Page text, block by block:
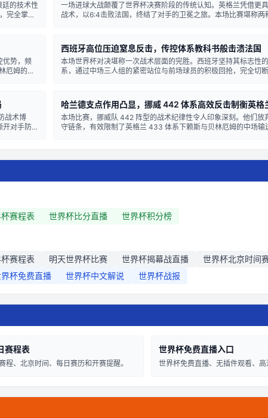
的技术性
完全掌控
一场进球大战颠覆了世界杯决赛阶段的传统认知。英格兰凭借更
战术，以6:4击败法国，终结了对手的卫冕之旅。本场比赛堪称两
优势，频
厄姆的双
西班牙高位压迫窒息反击，传控体系教科书般击溃法国
本场世界杯对决堪称一次战术层面的完胜。西班牙坚持其标志性
系，通过中场三人组的紧密站位与前场球员的积极回抢，完全切
战术博
开对手防
哈兰德支点作用凸显，挪威 442 体系高效反击制衡英格
本场比赛，挪威队 442 阵型的战术纪律性令人印象深刻。他们放
守链条，有效限制了英格兰 433 体系下赖斯与贝林厄姆的中场输
赛程表 世界杯比分直播 世界杯积分榜
赛程表 明天世界杯比赛 世界杯揭幕战直播
世界杯北京时间
杯免费直播 世界杯中文解说 世界杯战报
赛程表
程、北京时间、每日赛历和开赛提醒。
世界杯免费直播入口
世界杯免费直播、无插件观看、高